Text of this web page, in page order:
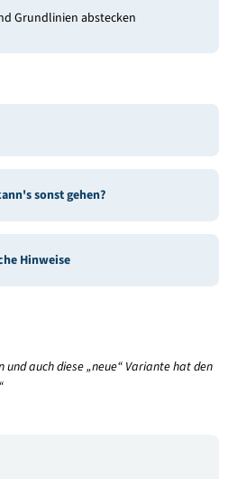
Grundlinien abstecken
sonst gehen?
Hinweise
auch diese „neue“ Variante hat den